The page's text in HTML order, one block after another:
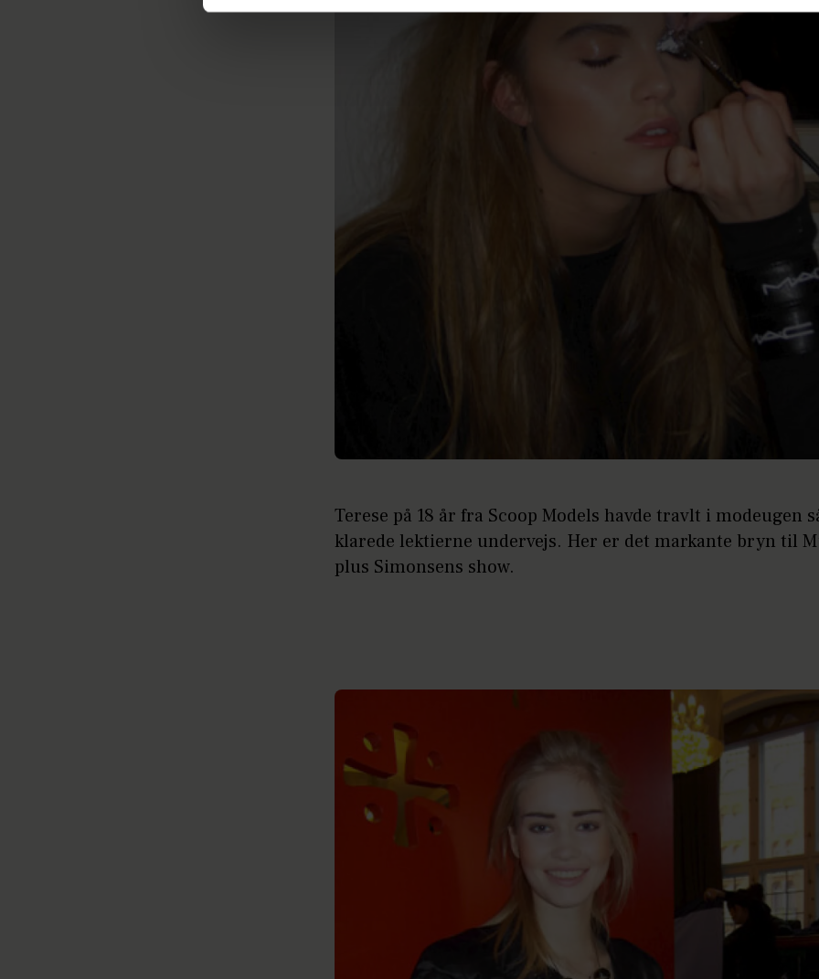
cookies, samarbejdspartnere og behandling af dine personoplysninger i forbindelse hermed i
Terese på 18 år fra Scoop Models havde travlt i modeugen
klarede lektierne undervejs. Her er det markante bryn til
plus Simonsens show.